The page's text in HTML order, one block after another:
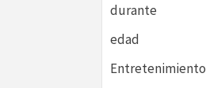
durante
edad
Entretenimiento